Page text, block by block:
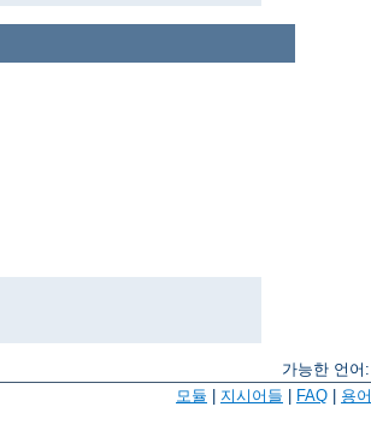
가능한 언어:
모듈 지시어들 FAQ 용어